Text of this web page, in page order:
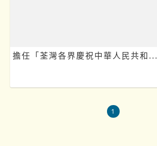
擔任「荃灣各界慶祝中華人民共和...
1